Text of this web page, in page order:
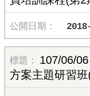
107/06/
方案主題研習